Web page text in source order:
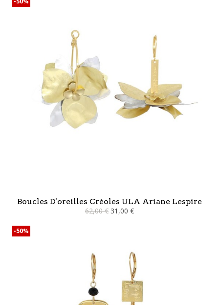
Boucles D'oreilles Créoles ULA Ariane Lespire
62,00 € 31,00 €
-50%